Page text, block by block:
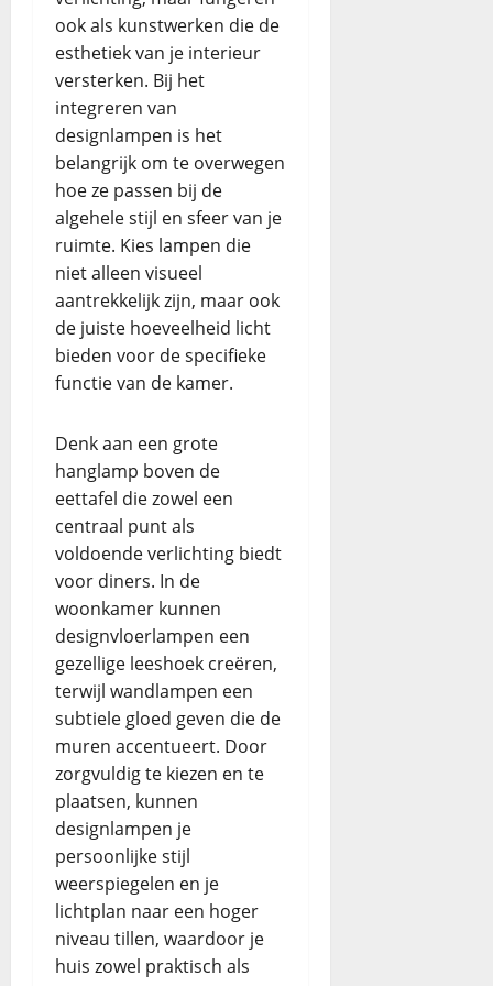
ook als kunstwerken die de
esthetiek van je interieur
versterken. Bij het
integreren van
designlampen is het
belangrijk om te overwegen
hoe ze passen bij de
algehele stijl en sfeer van je
ruimte. Kies lampen die
niet alleen visueel
aantrekkelijk zijn, maar ook
de juiste hoeveelheid licht
bieden voor de specifieke
functie van de kamer.
Denk aan een grote
hanglamp boven de
eettafel die zowel een
centraal punt als
voldoende verlichting biedt
voor diners. In de
woonkamer kunnen
designvloerlampen een
gezellige leeshoek creëren,
terwijl wandlampen een
subtiele gloed geven die de
muren accentueert. Door
zorgvuldig te kiezen en te
plaatsen, kunnen
designlampen je
persoonlijke stijl
weerspiegelen en je
lichtplan naar een hoger
niveau tillen, waardoor je
huis zowel praktisch als